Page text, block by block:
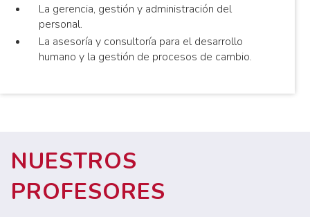
La gerencia, gestión y administración del
personal.
La asesoría y consultoría para el desarrollo
humano y la gestión de procesos de cambio.
NUESTROS
PROFESORES